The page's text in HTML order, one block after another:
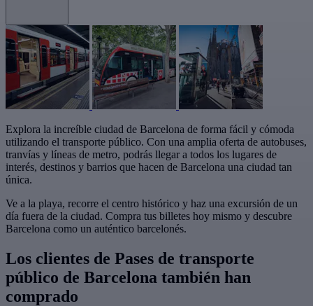
Explora la increíble ciudad de Barcelona de forma fácil y cómoda
utilizando el transporte público. Con una amplia oferta de autobuses,
tranvías y líneas de metro, podrás llegar a todos los lugares de
interés, destinos y barrios que hacen de Barcelona una ciudad tan
única.
Ve a la playa, recorre el centro histórico y haz una excursión de un
día fuera de la ciudad. Compra tus billetes hoy mismo y descubre
Barcelona como un auténtico barcelonés.
Los clientes de Pases de transporte
público de Barcelona también han
comprado